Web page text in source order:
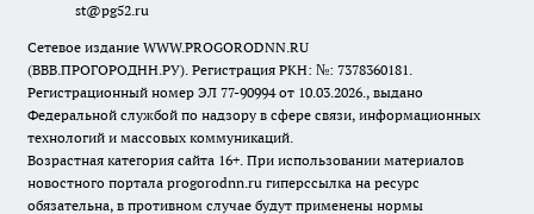
st@pg52.ru
Сетевое издание WWW.PROGORODNN.RU
(ВВВ.ПРОГОРОДНН.РУ). Регистрация РКН: №: 7378360181.
Регистрационный номер ЭЛ 77-90994 от 10.03.2026., выдано
Федеральной службой по надзору в сфере связи, информационных
технологий и массовых коммуникаций.
Возрастная категория сайта 16+. При использовании материалов
новостного портала progorodnn.ru гиперссылка на ресурс
обязательна, в противном случае будут применены нормы